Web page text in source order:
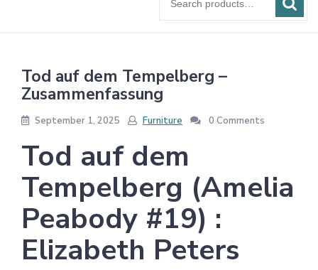
for:
Tod auf dem Tempelberg –
Zusammenfassung
September 1, 2025 Furniture 0 Comments
Tod auf dem
Tempelberg (Amelia
Peabody #19) :
Elizabeth Peters